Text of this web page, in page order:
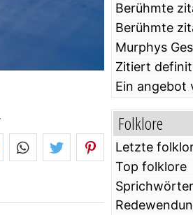
Berühmte
Berühmte
Murphys
Zitiert
Ein angebot
Folklore
Letzte
Top folklore